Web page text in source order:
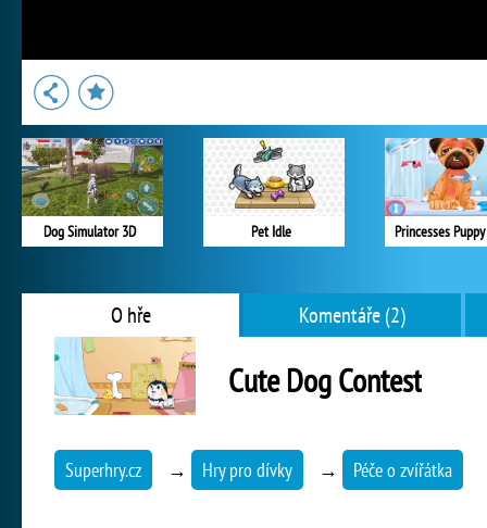
Dog Simulator 3D Pet Idle Princesses
O hře Komentáře (2)
Cute Dog Contest
Superhry.cz → Hry pro dívky → Péče o zvířátka